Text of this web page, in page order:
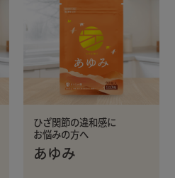
ひざ関節の違和感に
お悩みの方へ
あゆみ